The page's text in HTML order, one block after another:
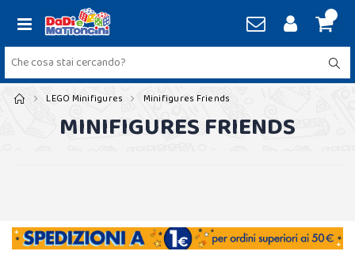
LEGO Minifigures Minifigures Friends
MINIFIGURES FRIENDS